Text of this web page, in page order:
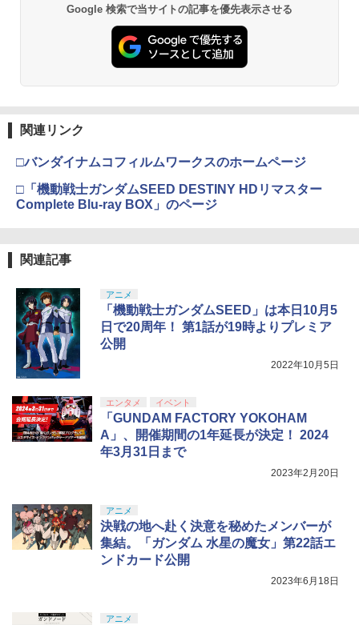
Google 検索で当サイトの記事を優先表示させる
関連リンク
□バンダイナムコフィルムワークスのホームページ
□「機動戦士ガンダムSEED DESTINY HDリマスター
Complete Blu-ray BOX」のページ
関連記事
アニメ
「機動戦士ガンダムSEED」は本日10月5
日で20周年！ 第1話が19時よりプレミア
公開
2022年10月5日
エンタメ イベント
「GUNDAM FACTORY YOKOHAM
A」、開催期間の1年延長が決定！ 2024
年3月31日まで
2023年2月20日
アニメ
決戦の地へ赴く決意を秘めたメンバーが
集結。「ガンダム 水星の魔女」第22話エ
ンドカード公開
2023年6月18日
アニメ